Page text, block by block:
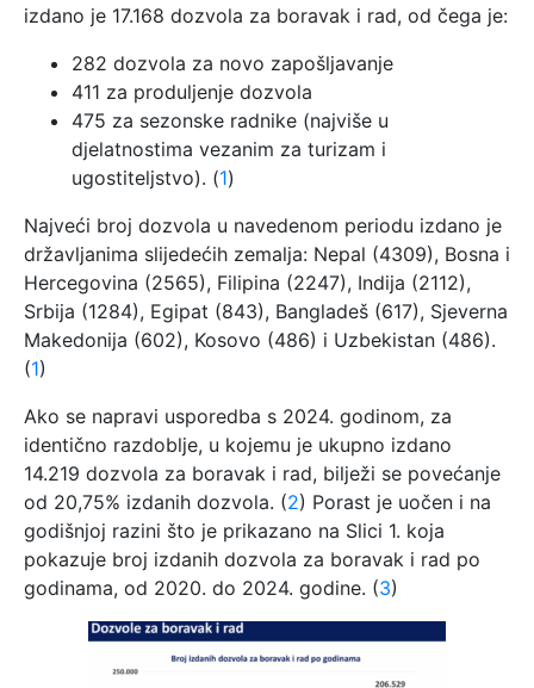
izdano je 17.168 dozvola za boravak i rad, od čega je:
282 dozvola za novo zapošljavanje
411 za produljenje dozvola
475 za sezonske radnike (najviše u
djelatnostima vezanim za turizam i
ugostiteljstvo). (1)
Najveći broj dozvola u navedenom periodu izdano je
državljanima slijedećih zemalja: Nepal (4309), Bosna i
Hercegovina (2565), Filipina (2247), Indija (2112),
Srbija (1284), Egipat (843), Bangladeš (617), Sjeverna
Makedonija (602), Kosovo (486) i Uzbekistan (486).
(1)
Ako se napravi usporedba s 2024. godinom, za
identično razdoblje, u kojemu je ukupno izdano
14.219 dozvola za boravak i rad, bilježi se povećanje
od 20,75% izdanih dozvola. (2) Porast je uočen i na
godišnjoj razini što je prikazano na Slici 1. koja
pokazuje broj izdanih dozvola za boravak i rad po
godinama, od 2020. do 2024. godine. (3)